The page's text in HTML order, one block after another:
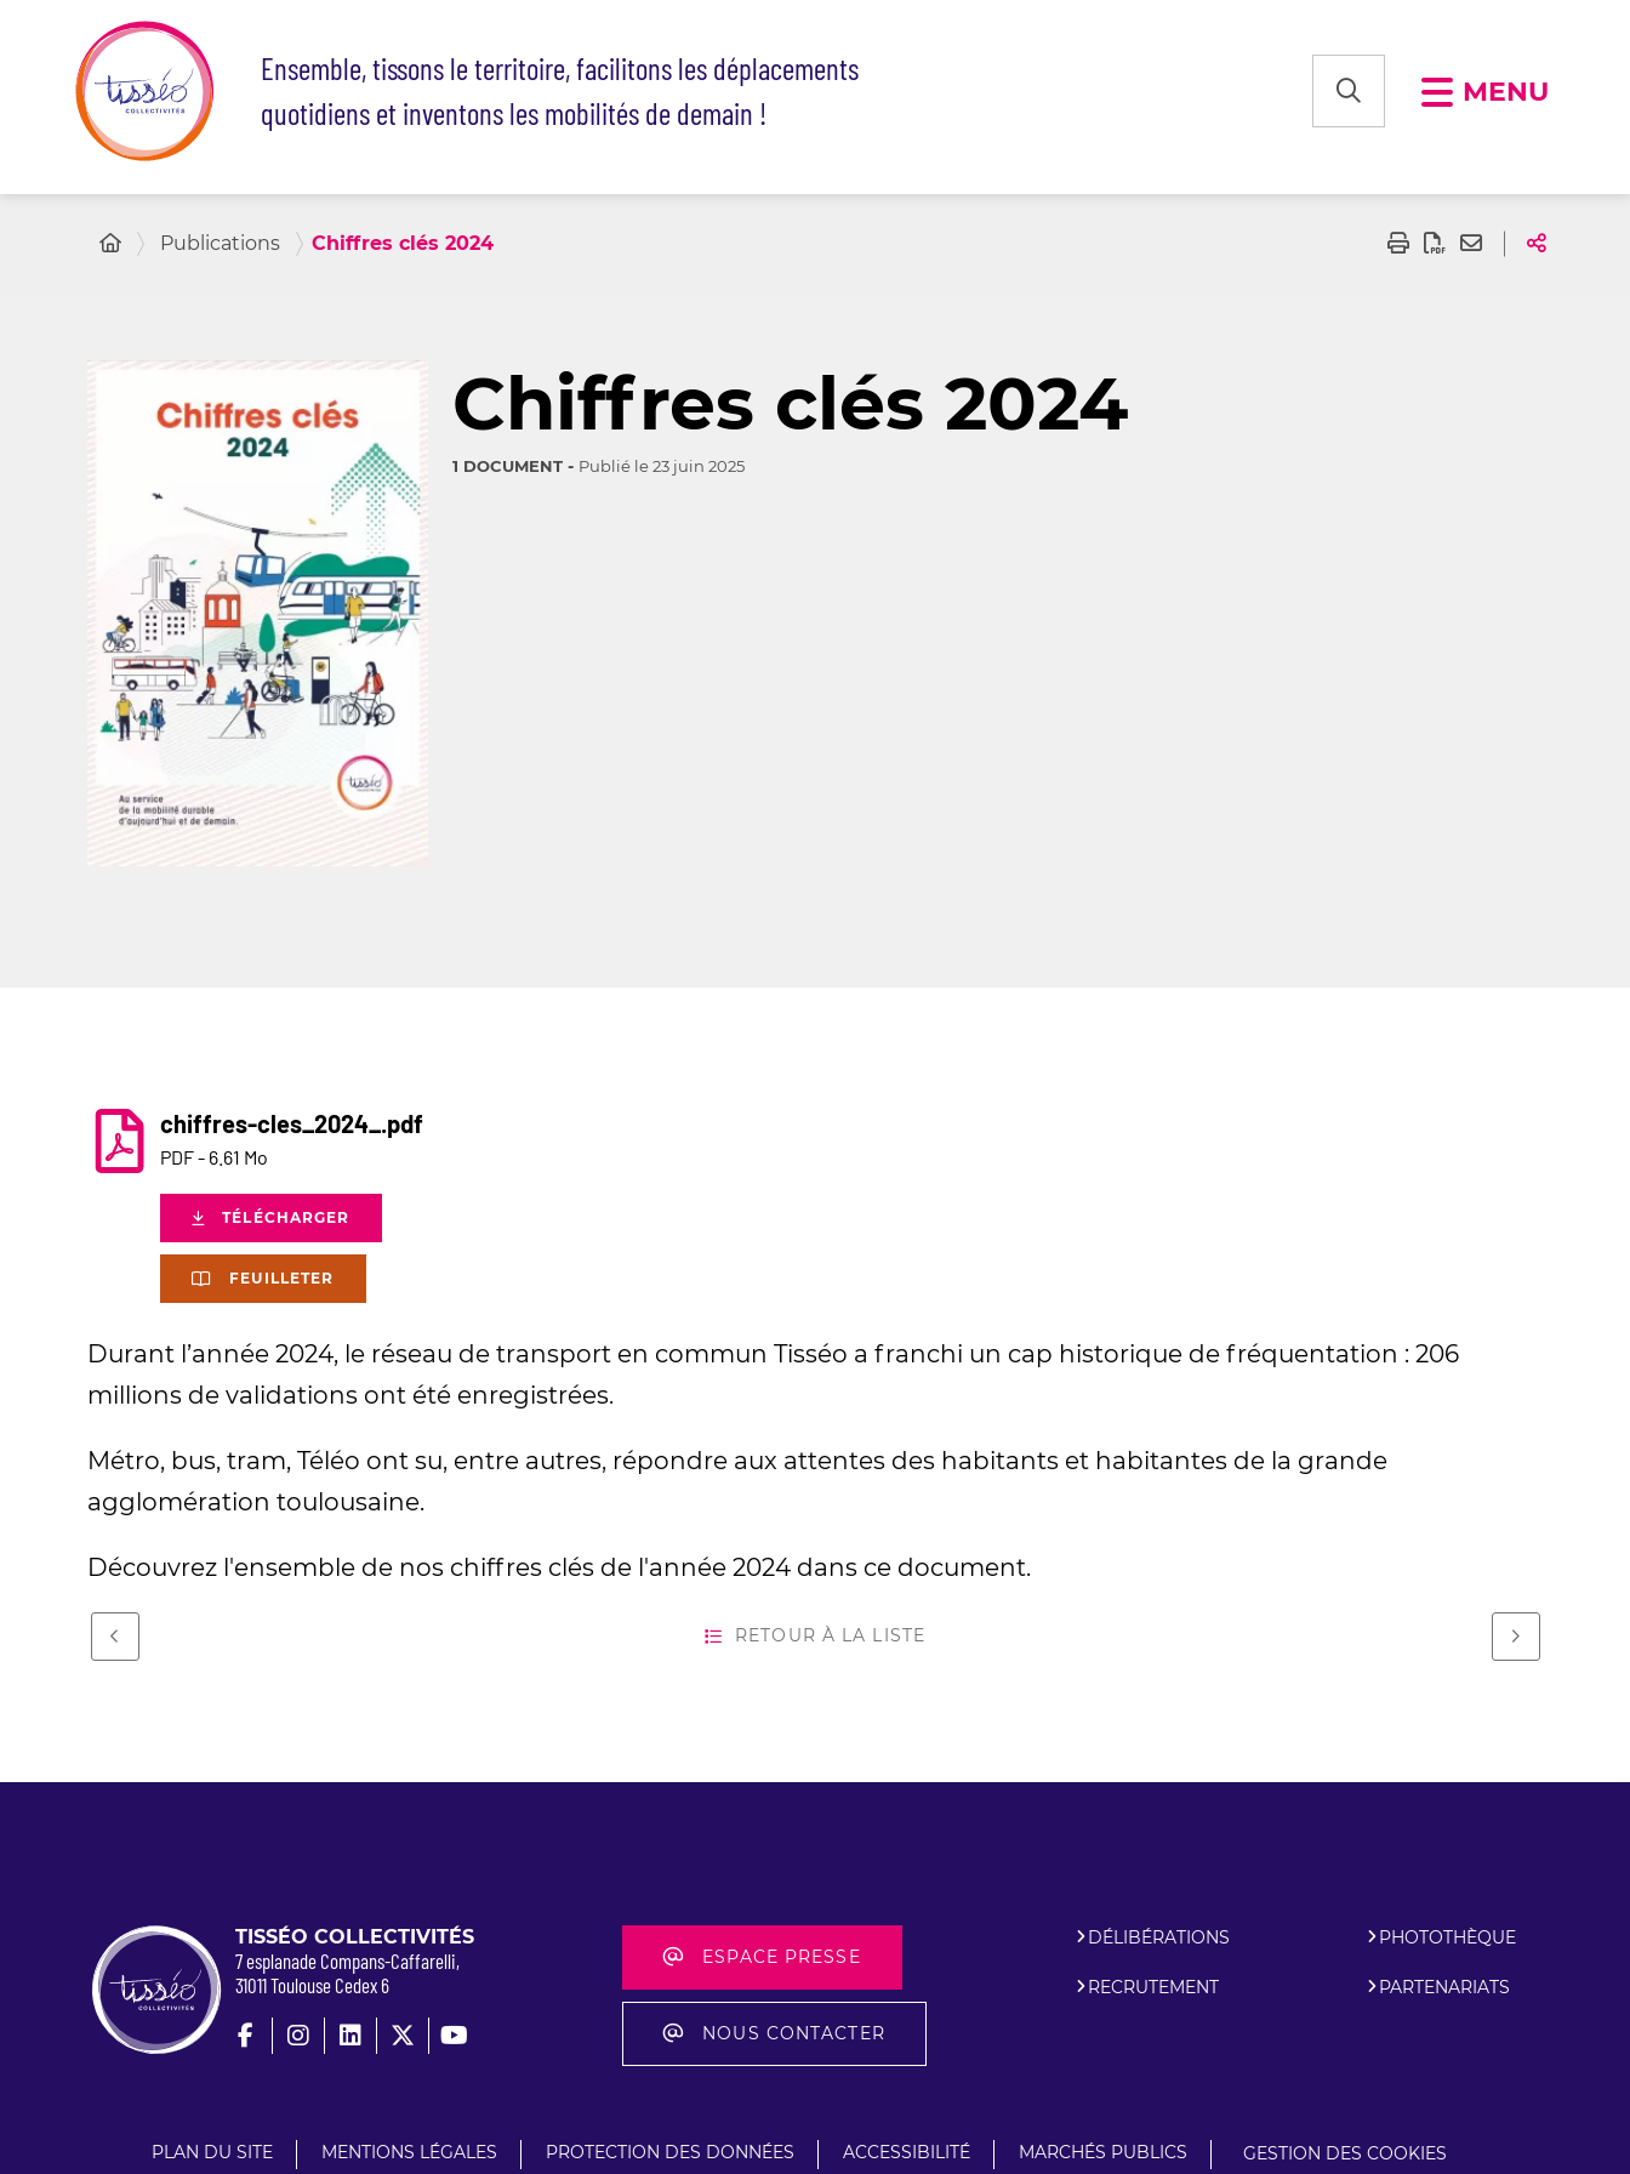
Panneau de gestion des cookies
Ensemble, tissons le territoire, facilitons les déplacements
quotidiens et inventons les mobilités de demain !
MENU
Publications Chiffres clés 2024
Chiffres clés 2024
1 DOCUMENT Publié le23 juin 2025
chiffres-cles_2024_.pdf
PDF - 6.61 Mo
TÉLÉCHARGER
FEUILLETER
Durant l’année 2024, le réseau de transport en commun Tisséo a franchi un cap historique de fréquentation : 206
millions de validations ont été enregistrées.
Métro, bus, tram, Téléo ont su, entre autres, répondre aux attentes des habitants et habitantes de la grande
agglomération toulousaine.
Découvrez l'ensemble de nos chiffres clés de l'année 2024 dans ce document.
RETOUR À LA LISTE
TISSÉO COLLECTIVITÉS
7 esplanade Compans-Caffarelli,
31011 Toulouse Cedex 6
ESPACE PRESSE
NOUS CONTACTER
DÉLIBÉRATIONS PHOTOTHÈQUE
RECRUTEMENT PARTENARIATS
PLAN DU SITE MENTIONS LÉGALES PROTECTION DES DONNÉES ACCESSIBILITÉ MARCHÉS PUBLICS GESTION DES COOKIES